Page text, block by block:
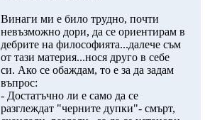
Винаги ми е било трудно, почти
невъзможно дори, да се ориентирам в
дебрите на философията...далече съм
от тази материя...нося друго в себе
си. Ако се обаждам, то е за да задам
въпрос:
- Достатъчно ли е само да се
разглеждат "черните дупки"- смърт,